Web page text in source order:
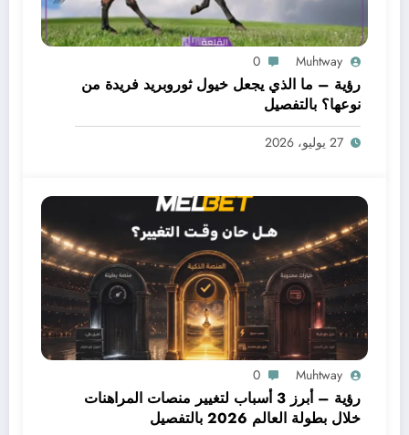
Muhtway
0
رؤية – ما الذي يجعل خيول ثوروبريد فريدة من
نوعها؟ بالتفصيل
27 يوليو، 2026
Muhtway
0
رؤية – أبرز 3 أسباب لتغيير منصات المراهنات
خلال بطولة العالم 2026 بالتفصيل